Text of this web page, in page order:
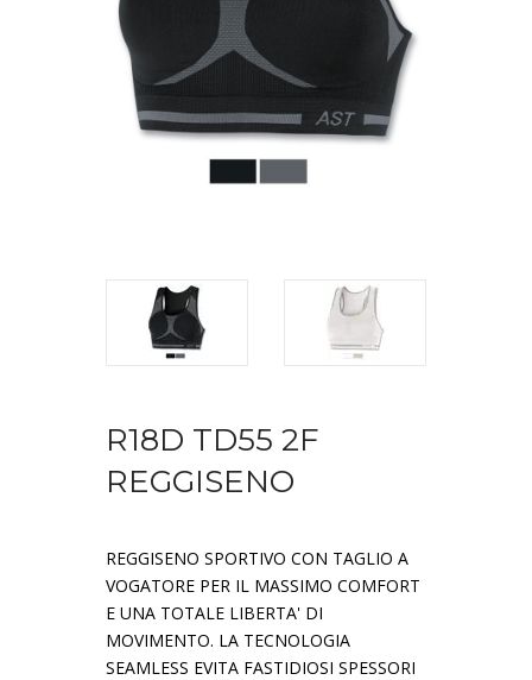
R18D TD55 2F
REGGISENO
REGGISENO SPORTIVO CON TAGLIO A
VOGATORE PER IL MASSIMO COMFORT
E UNA TOTALE LIBERTA' DI
MOVIMENTO. LA TECNOLOGIA
SEAMLESS EVITA FASTIDIOSI SPESSORI